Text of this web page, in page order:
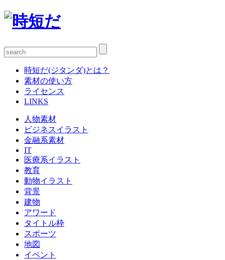
時短だ(ジタンダ)とは？
素材の使い方
ライセンス
LINKS
人物素材
ビジネスイラスト
金融系素材
IT
医療系イラスト
教育
動物イラスト
背景
建物
アワード
タイトル枠
スポーツ
地図
イベント